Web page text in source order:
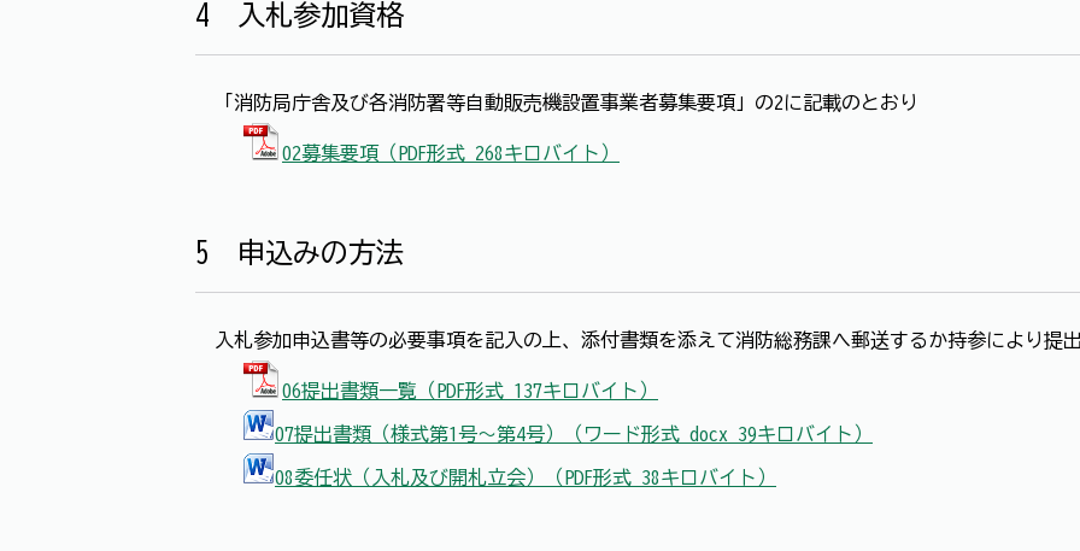
4 入札参加資格
「消防局庁舎及び各消防署等自動販売機設置事業者募集要項」の2に記載のとおり
02募集要項（PDF形式 268キロバイト）
5 申込みの方法
入札参加申込書等の必要事項を記入の上、添付書類を添えて消防総務課へ郵送するか持参により提出
06提出書類一覧（PDF形式 137キロバイト）
07提出書類（様式第1号～第4号）（ワード形式 docx 39キロバイト）
08委任状（入札及び開札立会）（PDF形式 38キロバイト）